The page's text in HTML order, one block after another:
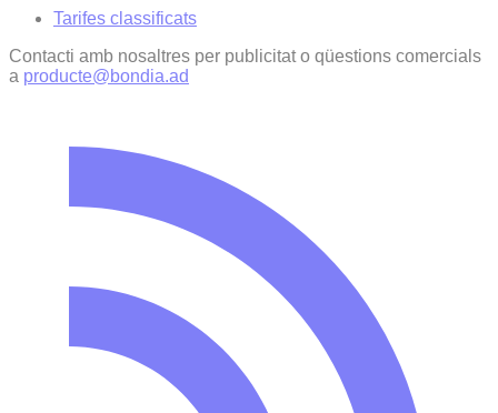
Tarifes classificats
Contacti amb nosaltres per publicitat o qüestions comercials
a producte@bondia.ad